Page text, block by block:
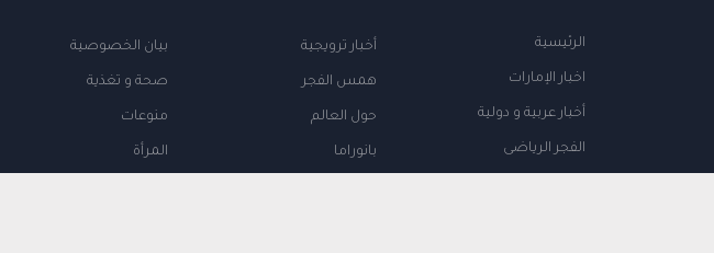
الرئيسية
اخبار الإمارات
أخبار عربية و دولية
الفجر الرياضى
أخبار ترويجية
همس الفجر
حول العالم
بانوراما
بيان الخصوصية
صحة و تغذية
منوعات
المرأة